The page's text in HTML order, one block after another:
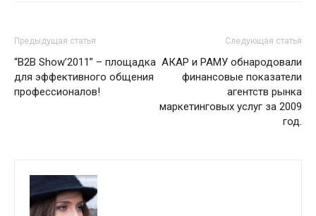
Предыдущая статья
“B2B Show’2011” – площадка
для эффективного общения
профессионалов!
Следующая статья
АКАР и РАМУ обнародовали
финансовые показатели
агентств рынка
маркетинговых услуг за 2009
год.